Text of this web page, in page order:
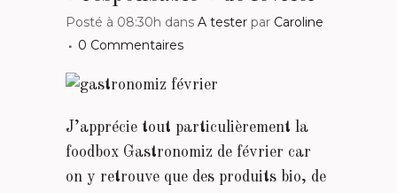
Posté à 08:30h dans A tester par Caroline
0 Commentaires
J’apprécie tout particulièrement la
foodbox Gastronomiz de février car
on y retrouve que des produits bio, de